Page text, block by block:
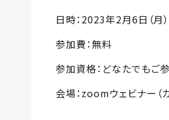
日時：2023年2月6日（
参加費：無料
参加資格：どなたでもご
会場：zoomウェビナー（